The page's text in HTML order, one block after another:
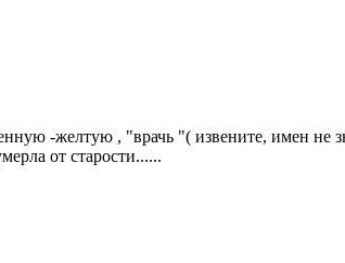
-желтую , "врачь "( извените, имен
от старости......